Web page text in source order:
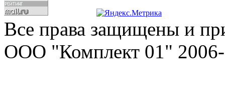
Все права защищены и
ООО "Комплект 01" 2006-